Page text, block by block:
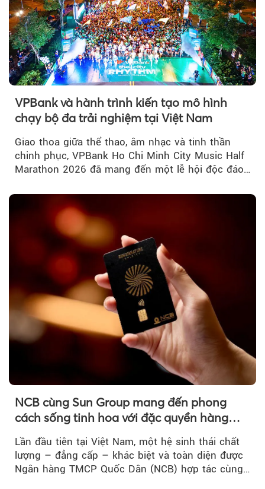
VPBank và hành trình kiến tạo mô hình
chạy bộ đa trải nghiệm tại Việt Nam
Giao thoa giữa thể thao, âm nhạc và tinh thần
chinh phục, VPBank Ho Chi Minh City Music Half
Marathon 2026 đã mang đến một lễ hội độc đáo
NCB cùng Sun Group mang đến phong
cách sống tinh hoa với đặc quyền hàng
Lần đầu tiên tại Việt Nam, một hệ sinh thái chất
lượng – đẳng cấp – khác biệt và toàn diện được
Ngân hàng TMCP Quốc Dân (NCB) hợp tác cùng